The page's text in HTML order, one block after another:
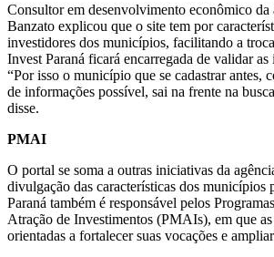
Consultor em desenvolvimento econômico
Banzato explicou que o site tem por
investidores dos municípios, facilitando a
Invest Paraná ficará encarregada de validar as
“Por isso o município que se cadastrar antes,
de informações possível, sai na frente na
disse.
PMAI
O portal se soma a outras iniciativas da
divulgação das características dos municípios
Paraná também é responsável pelos
Atração de Investimentos (PMAIs), em que as
orientadas a fortalecer suas vocações e